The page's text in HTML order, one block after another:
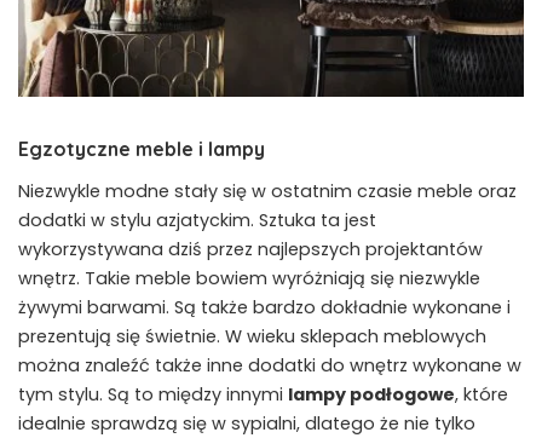
Egzotyczne meble i lampy
Niezwykle modne stały się w ostatnim czasie meble oraz
dodatki w stylu azjatyckim. Sztuka ta jest
wykorzystywana dziś przez najlepszych projektantów
wnętrz. Takie meble bowiem wyróżniają się niezwykle
żywymi barwami. Są także bardzo dokładnie wykonane i
prezentują się świetnie. W wieku sklepach meblowych
można znaleźć także inne dodatki do wnętrz wykonane w
tym stylu. Są to między innymi lampy podłogowe, które
idealnie sprawdzą się w sypialni, dlatego że nie tylko